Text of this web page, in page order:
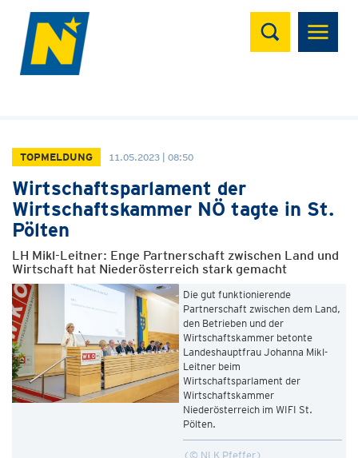
Suchen
TOPMELDUNG 11.05.2023 | 08:50
Wirtschaftsparlament der
Wirtschaftskammer NÖ tagte in St.
Pölten
LH Mikl-Leitner: Enge Partnerschaft zwischen Land und
Wirtschaft hat Niederösterreich stark gemacht
Die gut funktionierende
Partnerschaft zwischen dem Land,
den Betrieben und der
Wirtschaftskammer betonte
Landeshauptfrau Johanna Mikl-
Leitner beim
Wirtschaftsparlament der
Wirtschaftskammer
Niederösterreich im WIFI St.
Pölten.
© NLK Pfeffer